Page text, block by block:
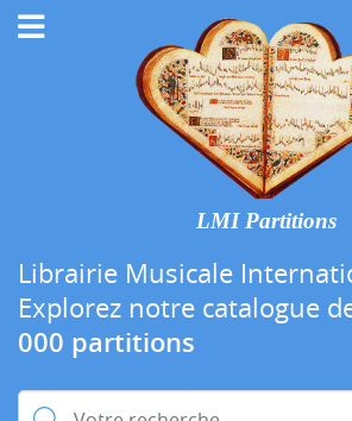
LMI Partitions
Librairie Musicale
Explorez notre catalogue
000 partitions
Rechercher :